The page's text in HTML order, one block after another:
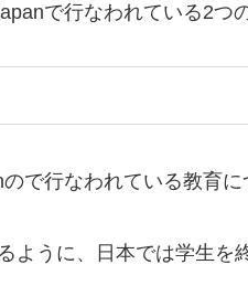
で行なわれている2つ
で行なわれている教育
ように、日本では学生を